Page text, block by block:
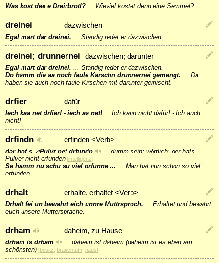
Was kost dee e Dreirbrotl? ... Wieviel kostet denn eine Semmel?
dreinei dazwischen
Egal mart dar dreinei. ... Ständig redet er dazwischen.
dreinei; drunnernei dazwischen; darunter
Egal mart dar dreinei. ... Ständig redet er dazwischen.
Do hamm die aa noch faule Karschn drunnernei gemengt. ... Da
haben sie auch noch faule Kirschen mit darunter gemischt.
drfier dafür
Iech kaa net drfier! - iech aa net! ... Ich kann nicht dafür! - Ich auch
nicht!
drfindn erfinden <Verb>
dar hot s ↗Pulvrnet drfundn ... dumm sein; wörtlich: der hats
Pulver nicht erfunden [intelligenz]
Se hamm nu schu su viel drfunne ... ... Man hat nun schon so viel
erfunden ...
drhalt erhalte, erhaltet <Verb>
Drhalt fei un bewahrt eich unnre Muttrsproch. ... Erhaltet und bewahrt
euch unsere Muttersprache.
drham daheim, zu Hause
drham is drham ... daheim ist daheim (daheim ist es eben am
schönsten) [besitz brauchtum haus]